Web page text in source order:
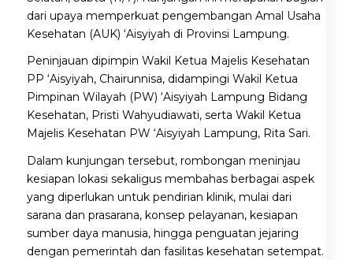
dari upaya memperkuat pengembangan Amal Usaha
Kesehatan (AUK) ‘Aisyiyah di Provinsi Lampung.
Peninjauan dipimpin Wakil Ketua Majelis Kesehatan
PP ‘Aisyiyah, Chairunnisa, didampingi Wakil Ketua
Pimpinan Wilayah (PW) ‘Aisyiyah Lampung Bidang
Kesehatan, Pristi Wahyudiawati, serta Wakil Ketua
Majelis Kesehatan PW ‘Aisyiyah Lampung, Rita Sari.
Dalam kunjungan tersebut, rombongan meninjau
kesiapan lokasi sekaligus membahas berbagai aspek
yang diperlukan untuk pendirian klinik, mulai dari
sarana dan prasarana, konsep pelayanan, kesiapan
sumber daya manusia, hingga penguatan jejaring
dengan pemerintah dan fasilitas kesehatan setempat.